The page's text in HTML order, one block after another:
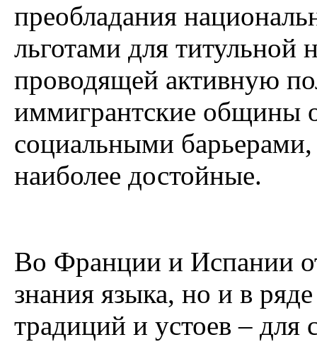
преобладания
льготами для титульной
проводящей активную
иммигрантские общины
социальными барьерами,
наиболее достойные.
Во Франции и Испании
знания языка, но и в
традиций и устоев – для